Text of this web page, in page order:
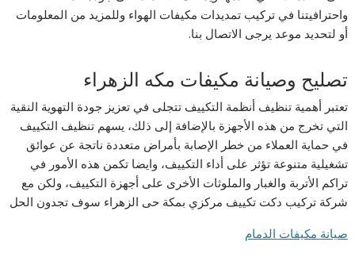
واحترافيتنا في تركيب تمديدات مكيفات الهواء وللمزيد من المعلومات
أو لتحديد موعد يرجى الاتصال بنا.
تصليح وصيانة مكيفات مكه الزهراء
تعتبر أهمية تنظيف أنظمة التكييف تتجلى في تعزيز جودة التهوية النقية
التي تخرج من هذه الأجهزة بالإضافة إلى ذلك، يسهم تنظيف التكييف
في حماية العملاء من خطر الإصابة بأمراض متعددة ناتجة عن عوائق
تشغيلية متنوعة تؤثر على أداء التكييف، وايضا تكمن هذه الأمور في
تراكم الأتربة والغبار والملوثات الأخرى على أجهزة التكييف، ولكن مع
شركة تركيب دكت تكييف مركزي بمكة حى الزهراء سوف تجدون الحل
صيانة مكيفات الدمام